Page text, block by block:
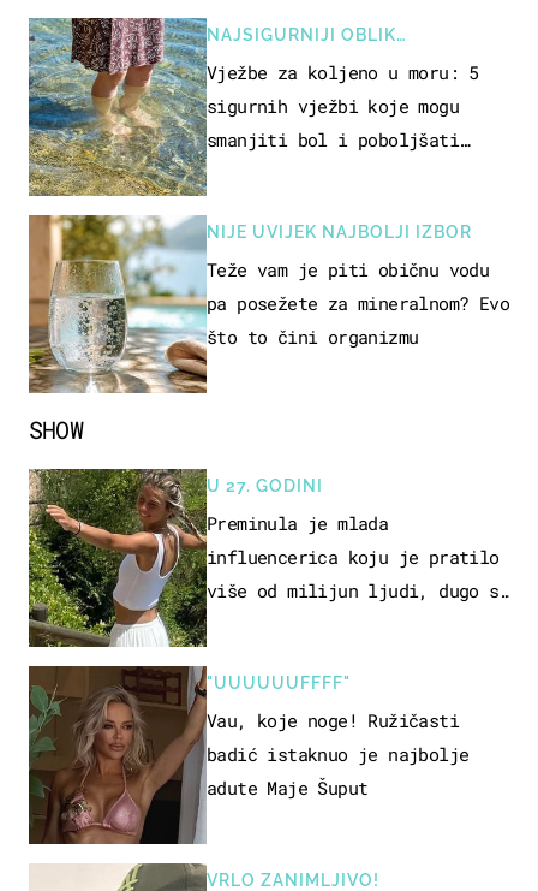
SHOW
U 27. GODINI
Preminula je mlada
influencerica koju je pratilo
više od milijun ljudi, dugo se
"UUUUUUFFFF"
Vau, koje noge! Ružičasti
badić istaknuo je najbolje
adute Maje Šuput
VRLO ZANIMLJIVO!
NAJSIGURNIJI OBLIK
REKREACIJE
Vježbe za koljeno u moru: 5
sigurnih vježbi koje mogu
smanjiti bol i poboljšati
NIJE UVIJEK NAJBOLJI IZBOR
Teže vam je piti običnu vodu
pa posežete za mineralnom? Evo
što to čini organizmu